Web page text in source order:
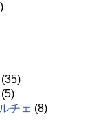
(35)
(5)
チェ (8)